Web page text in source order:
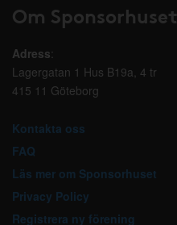
Om Sponsorhuset
Adress:
Lagergatan 1 Hus B19a, 4 tr
415 11 Göteborg
Kontakta oss
FAQ
Läs mer om Sponsorhuset
Privacy Policy
Registrera ny förening